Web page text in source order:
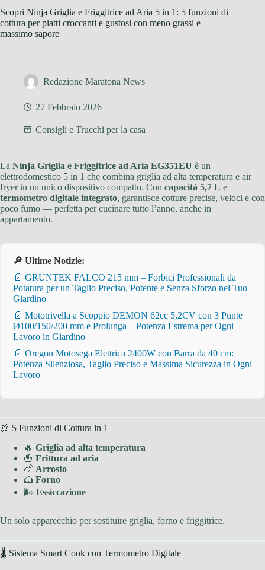
Scopri Ninja Griglia e Friggitrice ad Aria 5 in 1: 5 funzioni di
cottura per piatti croccanti e gustosi con meno grassi e
massimo sapore
Redazione Maratona News
27 Febbraio 2026
Consigli e Trucchi per la casa
La Ninja Griglia e Friggitrice ad Aria EG351EU è un
elettrodomestico 5 in 1 che combina griglia ad alta temperatura e air
fryer in un unico dispositivo compatto. Con capacità 5,7 L e
termometro digitale integrato, garantisce cotture precise, veloci e con
poco fumo — perfetta per cucinare tutto l’anno, anche in
appartamento.
🔎 Ultime Notizie:
📄 GRÜNTEK FALCO 215 mm – Forbici Professionali da
Potatura per un Taglio Preciso, Potente e Senza Sforzo nel Tuo
Giardino
📄 Mototrivella a Scoppio DEMON 62cc 5,2CV con 3 Punte
Ø100/150/200 mm e Prolunga – Potenza Estrema per Ogni
Lavoro in Giardino
📄 Oregon Motosega Elettrica 2400W con Barra da 40 cm:
Potenza Silenziosa, Taglio Preciso e Massima Sicurezza in Ogni
Lavoro
🍖 5 Funzioni di Cottura in 1
🔥 Griglia ad alta temperatura
🍟 Frittura ad aria
🍗 Arrosto
🍰 Forno
🌬 Essiccazione
Un solo apparecchio per sostituire griglia, forno e friggitrice.
🌡 Sistema Smart Cook con Termometro Digitale